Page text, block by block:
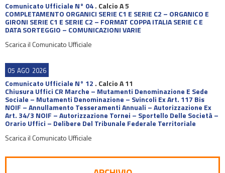
Comunicato Ufficiale N° 04. Calcio A 5
COMPLETAMENTO ORGANICI SERIE C1 E SERIE C2 – ORGANICO E
GIRONI SERIE C1 E SERIE C2 – FORMAT COPPA ITALIA SERIE C E
DATA SORTEGGIO – COMUNICAZIONI VARIE
Scarica il Comunicato Ufficiale
05 AGO 2026
Comunicato Ufficiale N° 12 . Calcio A 11
Chiusura Uffici CR Marche – Mutamenti Denominazione E Sede
Sociale – Mutamenti Denominazione – Svincoli Ex Art. 117 Bis
NOIF – Annullamento Tesseramenti Annuali – Autorizzazione Ex
Art. 34/3 NOIF – Autorizzazione Tornei – Sportello Delle Società –
Orario Uffici – Delibere Del Tribunale Federale Territoriale
Scarica il Comunicato Ufficiale